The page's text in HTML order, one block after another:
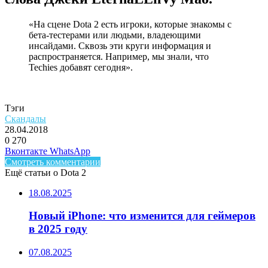
«На сцене Dota 2 есть игроки, которые знакомы с
бета-тестерами или людьми, владеющими
инсайдами. Сквозь эти круги информация и
распространяется. Например, мы знали, что
Techies добавят сегодня».
Тэги
Скандалы
28.04.2018
0 270
Facebook
Twitter
LinkedIn
Вконтакте WhatsAppTelegram
Смотреть комментарии
Ещё статьи о Dota 2
18.08.2025
Новый iPhone: что изменится для геймеров
в 2025 году
07.08.2025